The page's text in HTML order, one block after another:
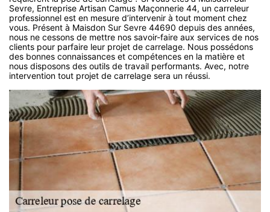
Sevre, Entreprise Artisan Camus Maçonnerie 44, un carreleur
professionnel est en mesure d’intervenir à tout moment chez
vous. Présent à Maisdon Sur Sevre 44690 depuis des années,
nous ne cessons de mettre nos savoir-faire aux services de nos
clients pour parfaire leur projet de carrelage. Nous possédons
des bonnes connaissances et compétences en la matière et
nous disposons des outils de travail performants. Avec, notre
intervention tout projet de carrelage sera un réussi.